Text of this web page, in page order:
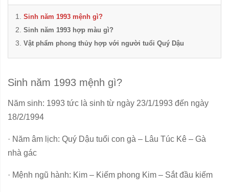
Sinh năm 1993 mệnh gì?
Sinh năm 1993 hợp màu gì?
Vật phẩm phong thủy hợp với người tuổi Quý Dậu
Sinh năm 1993 mệnh gì?
Năm sinh: 1993 tức là sinh từ ngày 23/1/1993 đến ngày
18/2/1994
· Năm âm lịch: Quý Dậu tuổi con gà – Lâu Túc Kê – Gà
nhà gác
· Mệnh ngũ hành: Kim – Kiếm phong Kim – Sắt đầu kiếm